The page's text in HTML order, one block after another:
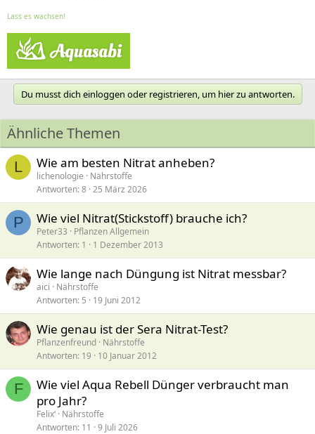
Lass es wachsen!
Du musst dich einloggen oder registrieren, um hier zu antworten.
Ähnliche Themen
L Wie am besten Nitrat anheben?
lichenologie
Nährstoffe
Antworten 8 25 März 2026
P Wie viel Nitrat(Stickstoff) brauche ich?
Peter33
Pflanzen Allgemein
Antworten 1 1 Dezember 2013
Wie lange nach Düngung ist Nitrat messbar?
aici
Nährstoffe
Antworten 5 19 Juni 2012
Wie genau ist der Sera Nitrat-Test?
Pflanzenfreund Nährstoffe
Antworten 19 10 Januar 2012
F
Wie viel Aqua Rebell Dünger verbraucht man
pro Jahr?
Felix‘ Nährstoffe
Antworten 11 9 Juli 2026